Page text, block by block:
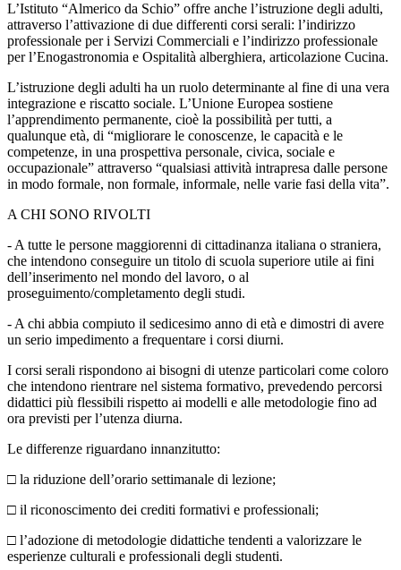
L’Istituto “Almerico da Schio” offre anche l’istruzione degli adulti,
attraverso l’attivazione di due differenti corsi serali: l’indirizzo
professionale per i Servizi Commerciali e l’indirizzo professionale
per l’Enogastronomia e Ospitalità alberghiera, articolazione Cucina.
L’istruzione degli adulti ha un ruolo determinante al fine di una vera
integrazione e riscatto sociale. L’Unione Europea sostiene
l’apprendimento permanente, cioè la possibilità per tutti, a
qualunque età, di “migliorare le conoscenze, le capacità e le
competenze, in una prospettiva personale, civica, sociale e
occupazionale” attraverso “qualsiasi attività intrapresa dalle persone
in modo formale, non formale, informale, nelle varie fasi della vita”.
A CHI SONO RIVOLTI
- A tutte le persone maggiorenni di cittadinanza italiana o straniera,
che intendono conseguire un titolo di scuola superiore utile ai fini
dell’inserimento nel mondo del lavoro, o al
proseguimento/completamento degli studi.
- A chi abbia compiuto il sedicesimo anno di età e dimostri di avere
un serio impedimento a frequentare i corsi diurni.
I corsi serali rispondono ai bisogni di utenze particolari come coloro
che intendono rientrare nel sistema formativo, prevedendo percorsi
didattici più flessibili rispetto ai modelli e alle metodologie fino ad
ora previsti per l’utenza diurna.
Le differenze riguardano innanzitutto:
□ la riduzione dell’orario settimanale di lezione;
□ il riconoscimento dei crediti formativi e professionali;
□ l’adozione di metodologie didattiche tendenti a valorizzare le
esperienze culturali e professionali degli studenti.